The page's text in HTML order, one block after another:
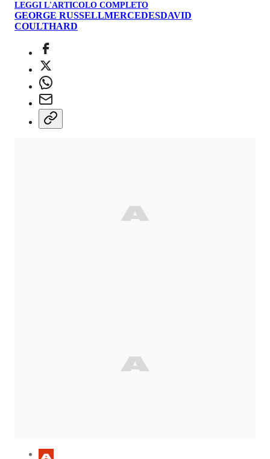
LEGGI L'ARTICOLO COMPLETO
GEORGE RUSSELLMERCEDESDAVID
COULTHARD